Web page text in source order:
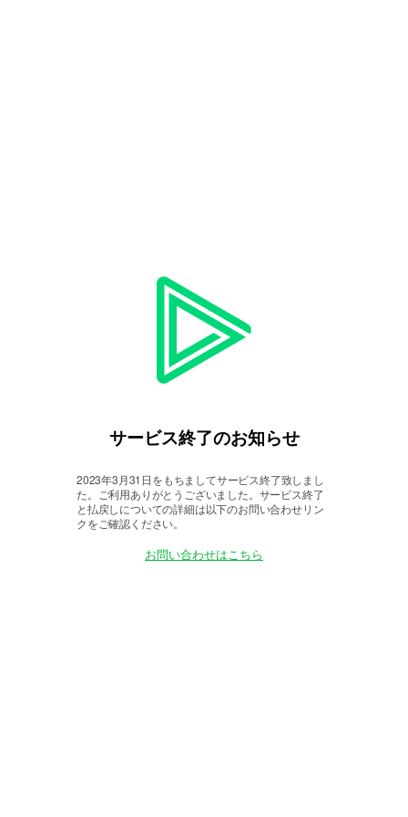
サービス終了のお知らせ
2023年3月31日をもちましてサービス終了致しまし
た。
ご利用ありがとうございました。サービス終了
と払戻しについての詳細は以下のお問い合わせリン
クをご確認ください。
お問い合わせはこちら